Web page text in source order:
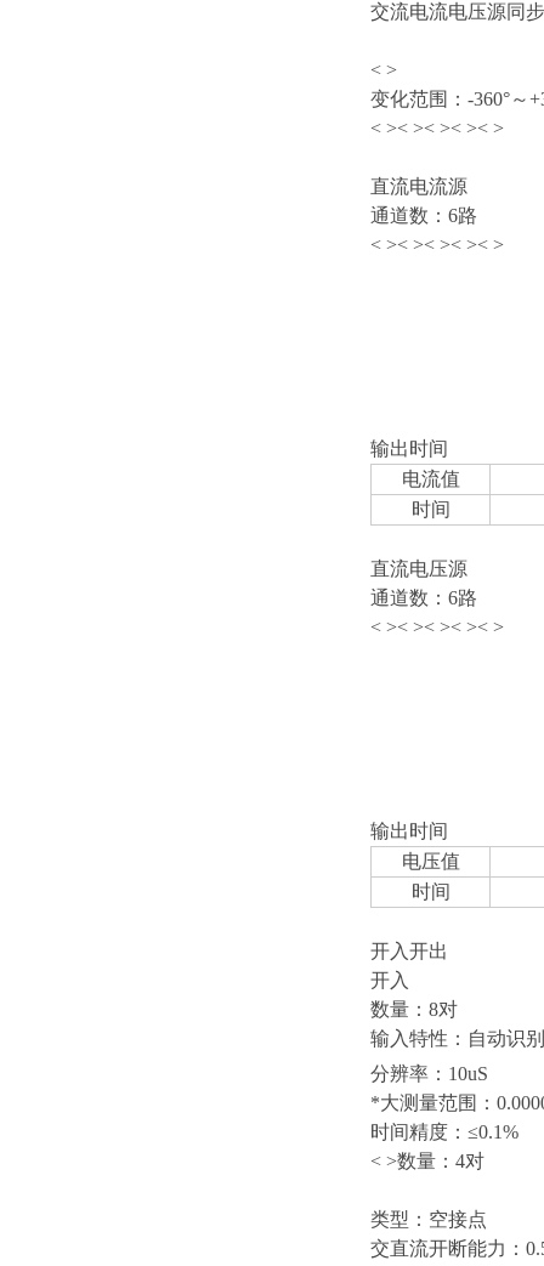
交流电流电压源同
< >
变化范围：-360°～
< >< >< >< >< >
直流电流源
通道数：6路
< >< >< >< >< >
输出时间
电流值
时间
直流电压源
通道数：6路
< >< >< >< >< >
输出时间
电压值
时间
开入开出
开入
数量：8对
输入特性：自动识
分辨率：10uS
*大测量范围：
时间精度：≤0.1%
< >数量：4对
类型：空接点
交直流开断能力：